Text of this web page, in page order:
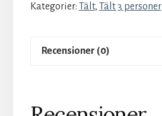
Kategorier: Tält, Tält 3 personer
Recensioner (0)